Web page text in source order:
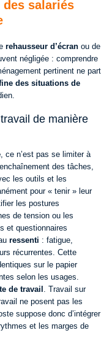
salariés
rehausseur d’écran ou de
négligée : comprendre
pertinent ne part
des situations de
de manière
, ce n’est pas se limiter à
des tâches,
les outils et les
pour « tenir » leur
les postures
de tension ou les
et questionnaires
ressenti : fatigue,
récurrentes. Cette
sur le papier
selon les usages.
de travail . Travail sur
ne posent pas les
suppose donc d’intégrer
et les marges de